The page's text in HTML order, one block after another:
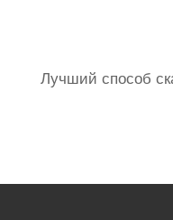
Лучший способ